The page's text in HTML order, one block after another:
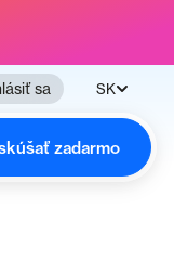
sa SK
zadarmo